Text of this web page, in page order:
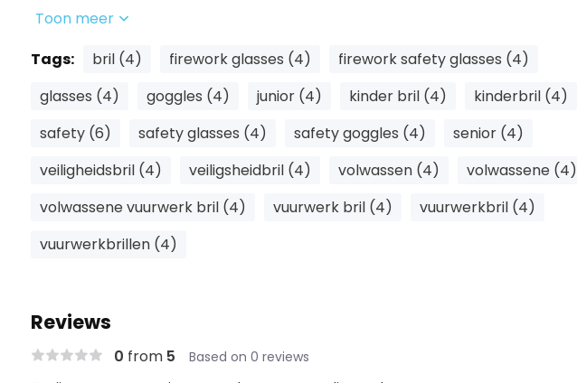
Leeftijd:
Kleuren:Zwart, geel, blauw, groen en roze
CE-gecertificeerd:
Voldoet aan Europese veiligheidsnormen
Materiaal:Duurzaam en lichtgewicht plastic
tijdens het afsteken van vuurwerk. Vuurwerk kan ernstige oogschade
risico aanzienlijk verminderd. Deze brillen zijn lichtgewicht, comfortabel en
praktisch, waardoor ze ideaal zijn voor kinderen tot en met 12 jaar.
Toon meer
Tags:
bril (4) firework glasses (4)
firework safety glasses (4)
glasses (4)
goggles (4) junior (4) kinder bril (4)
kinderbril (4)
safety (6)
safety glasses (4) safety goggles (4)
senior (4)
veiligheidsbril (4)
veiligsheidbril (4) volwassen (4)
volwassene (4)
volwassene vuurwerk bril (4)
vuurwerk bril (4)
vuurwerkbril (4)
vuurwerkbrillen (4)
Reviews
0 from 5 Based on 0 reviews